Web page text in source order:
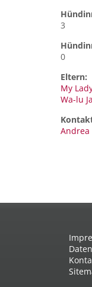
3
0
Eltern:
My
Wa-lu
Andrea